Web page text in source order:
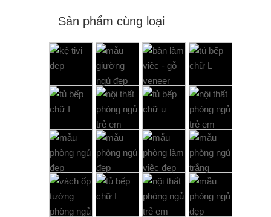
Sản phẩm cùng loại